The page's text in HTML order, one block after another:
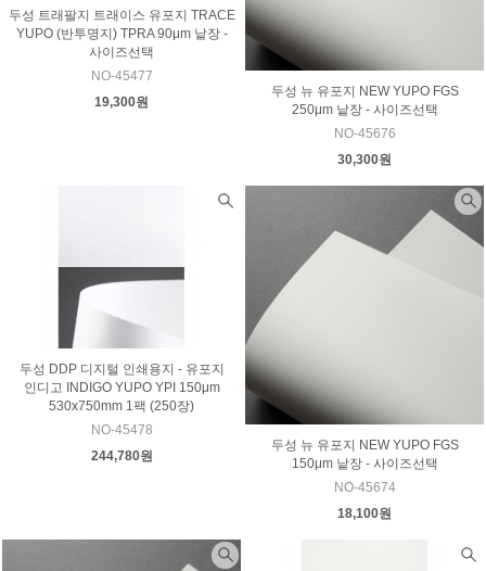
두성 트래팔지 트래이스 유포지 TRACE
YUPO (반투명지) TPRA 90μm 낱장 -
사이즈선택
NO-45477
19,300원
두성 뉴 유포지 NEW YUPO FGS
250μm 낱장 - 사이즈선택
NO-45676
30,300원
두성 DDP 디지털 인쇄용지 - 유포지
인디고 INDIGO YUPO YPI 150μm
530x750mm 1팩 (250장)
NO-45478
244,780원
두성 뉴 유포지 NEW YUPO FGS
150μm 낱장 - 사이즈선택
NO-45674
18,100원